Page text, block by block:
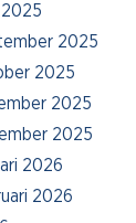
2025
2025
2025
2025
2025
2026
2026